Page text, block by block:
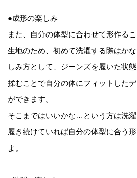
●成形の楽しみ
また、自分の体型に合わせて形作る
生地のため、初めて洗濯する際はか
しみ方として、ジーンズを履いた状
揉むことで自分の体にフィットした
ができます。
そこまではいいかな…という方は洗濯
履き続けていれば自分の体型に合う
よ。